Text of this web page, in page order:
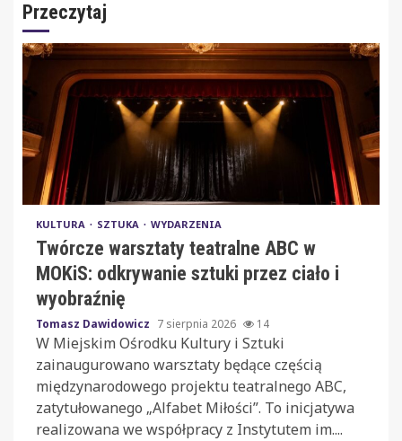
Przeczytaj
KULTURA SZTUKA WYDARZENIA
Twórcze warsztaty teatralne ABC w
MOKiS: odkrywanie sztuki przez ciało i
wyobraźnię
Tomasz Dawidowicz 7 sierpnia 2026 14
W Miejskim Ośrodku Kultury i Sztuki
zainaugurowano warsztaty będące częścią
międzynarodowego projektu teatralnego ABC,
zatytułowanego „Alfabet Miłości”. To inicjatywa
realizowana we współpracy z Instytutem im....